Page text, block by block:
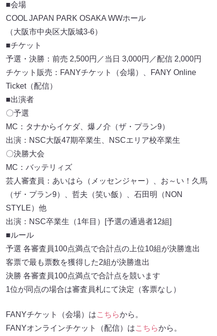
■会場
COOL JAPAN PARK OSAKA WWホール
（大阪市中央区大阪城3-6）
■チケット
予選・決勝：前売 2,500円／当日 3,000円／配信 2,000円
チケット販売：FANYチケット（会場）、FANY Online
Ticket（配信）
■出演者
〇予選
MC：タナからイケダ、爆ノ介（ザ・プラン9）
出演：NSC大阪47期卒業生、NSCエリア校卒業生
〇決勝大会
MC：バッテリィズ
芸人審査員：あいはら（メッセンジャー）、お～い！久馬
（ザ・プラン9）、哲夫（笑い飯）、石田明（NON
STYLE）他
出演：NSC卒業生（1年目）[予選の通過者12組]
■ルール
予選 各審査員100点満点で合計点の上位10組が決勝進出
客票で最も票数を獲得した2組が決勝進出
決勝 各審査員100点満点で合計点を競います
1位が同点の場合は審査員札にて決定（客票なし）
FANYチケット（会場）はこちらから。
FANYオンラインチケット（配信）はこちらから。